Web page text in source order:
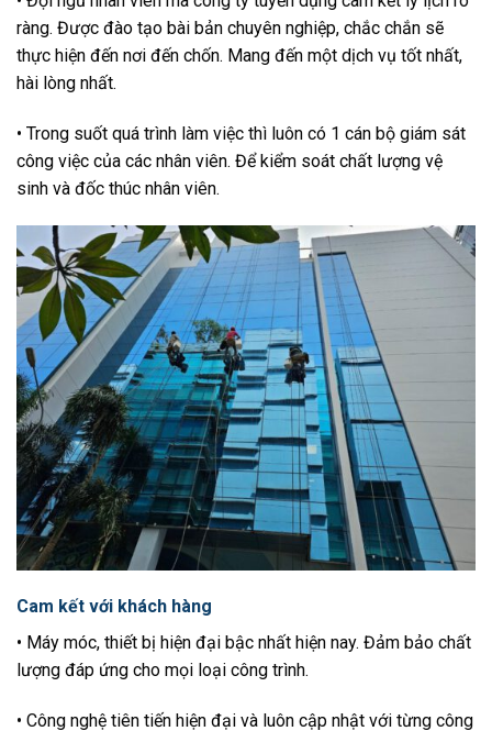
ràng. Được đào tạo bài bản chuyên nghiệp, chắc chắn sẽ
thực hiện đến nơi đến chốn. Mang đến một dịch vụ tốt nhất,
hài lòng nhất.
• Trong suốt quá trình làm việc thì luôn có 1 cán bộ giám sát
công việc của các nhân viên. Để kiểm soát chất lượng vệ
sinh và đốc thúc nhân viên.
Cam kết với khách hàng
• Máy móc, thiết bị hiện đại bậc nhất hiện nay. Đảm bảo chất
lượng đáp ứng cho mọi loại công trình.
• Công nghệ tiên tiến hiện đại và luôn cập nhật với từng công